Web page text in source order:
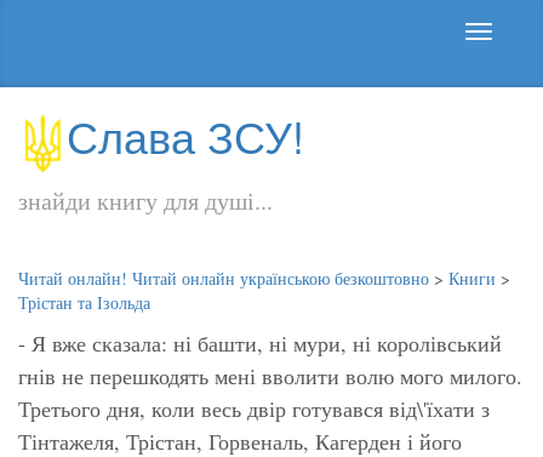
Слава ЗСУ!
знайди книгу для душі...
Читай онлайн! Читай онлайн українською безкоштовно > Книги >
Трістан та Ізольда
- Я вже сказала: ні башти, ні мури, ні королівський
гнів не перешкодять мені вволити волю мого милого.
Третього дня, коли весь двір готувався від\'їхати з
Тінтажеля, Трістан, Горвеналь, Кагерден і його